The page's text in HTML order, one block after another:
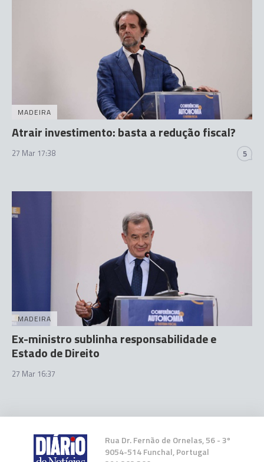
MADEIRA
Atrair investimento: basta a redução fiscal?
27 Mar 17:38 5
MADEIRA
Ex-ministro sublinha responsabilidade e
Estado de Direito
27 Mar 16:37
Rua Dr. Fernão de Ornelas, 56 - 3º
9054-514 Funchal, Portugal